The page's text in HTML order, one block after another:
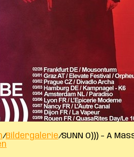
/Bildergalerie/SUNN O))) – A